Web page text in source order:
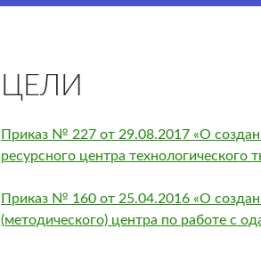
ЦЕЛИ
Приказ № 227 от 29.08.2017 «О
ресурсного центра технологического
Приказ № 160 от 25.04.2016 «О
(методического) центра по работе с